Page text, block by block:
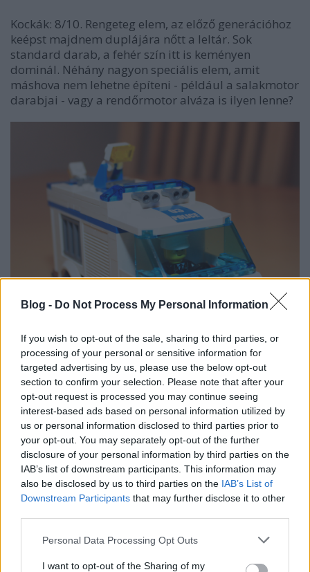
Blog - Do Not Process My Personal Information
If you wish to opt-out of the sale, sharing to third parties, or
processing of your personal or sensitive information for
targeted advertising by us, please use the below opt-out
section to confirm your selection. Please note that after your
opt-out request is processed you may continue seeing
interest-based ads based on personal information utilized by
us or personal information disclosed to third parties prior to
your opt-out. You may separately opt-out of the further
disclosure of your personal information by third parties on the
IAB’s list of downstream participants. This information may
also be disclosed by us to third parties on the IAB’s List of
Downstream Participants that may further disclose it to other
Please note that this website/app uses one or more Google
not limited to your visit or usage behaviour. You may click to
Personal Data Processing Opt Outs
I want to opt-out of the Sharing of my
Kockák: 8/10. Rengeteg elem, az előző generációhoz
keépst majdnem duplájára nőtt a leltár. Sok
standard darab, a fehér szín itt is keményen
dominál. Néhány nagyon speciális elem, amit
máshova nem lehetne építeni - például a salakmotor
darabjai - vagy a rendőrmotor alváza is ilyen lenne?
Eleje, teteje, oldala: pöpec!
Játékélmény: 10/10. Az összerakás fényképezéssel
együtt jó félórát vett igénybe. Igaz, előtte fotózás
kedvéért glédába raktam az összes bricket. A leírás
jól áttekinthető, a felépítés logikus. Vitrinbe remekül
illik. A készletnek több funkciója is van, plusz
rengeteg kiegészítője, szerintem játszani is jó lehet
vele - bár megint gyerek lehetnék...